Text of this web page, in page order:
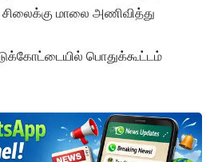
மாலை அணிவித்து
பொதுக்கூட்டம்